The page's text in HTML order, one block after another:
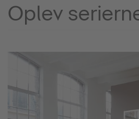
Oplev